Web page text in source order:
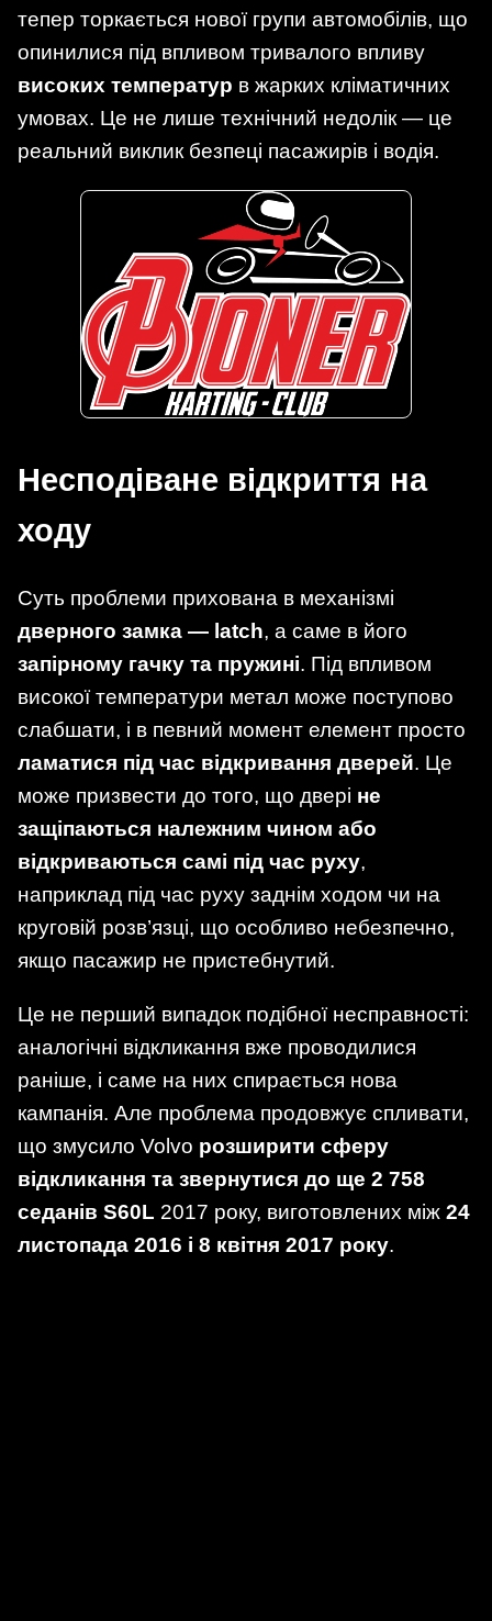
тепер торкається нової групи автомобілів, що
опинилися під впливом тривалого впливу
високих температур в жарких кліматичних
умовах. Це не лише технічний недолік — це
реальний виклик безпеці пасажирів і водія.
Несподіване відкриття на
ходу
Суть проблеми прихована в механізмі
дверного замка — latch, а саме в його
запірному гачку та пружині. Під впливом
високої температури метал може поступово
слабшати, і в певний момент елемент просто
ламатися під час відкривання дверей. Це
може призвести до того, що двері не
защіпаються належним чином або
відкриваються самі під час руху,
наприклад під час руху заднім ходом чи на
круговій розв’язці, що особливо небезпечно,
якщо пасажир не пристебнутий.
Це не перший випадок подібної несправності:
аналогічні відкликання вже проводилися
раніше, і саме на них спирається нова
кампанія. Але проблема продовжує спливати,
що змусило Volvo розширити сферу
відкликання та звернутися до ще 2 758
седанів S60L 2017 року, виготовлених між 24
листопада 2016 і 8 квітня 2017 року.